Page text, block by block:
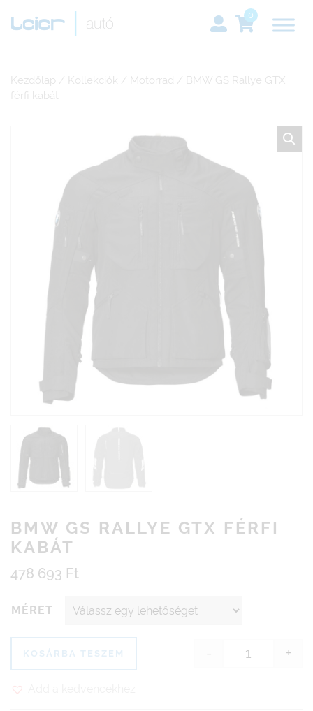
0
Kezdőlap / Kollekciók / Motorrad / BMW GS Rallye GTX
férfi kabát
BMW GS RALLYE GTX FÉRFI
KABÁT
478 693 Ft
MÉRET
BMW GS
- +
KOSÁRBA TESZEM